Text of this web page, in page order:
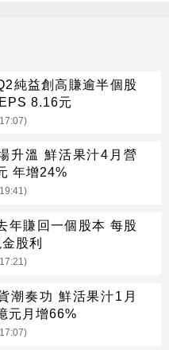
純益創高賺逾半個股
8.16元
升溫 鮮活果汁4月營
年增24%
年賺回一個股本 每股
股利
潮奏功 鮮活果汁1月
元月增66%